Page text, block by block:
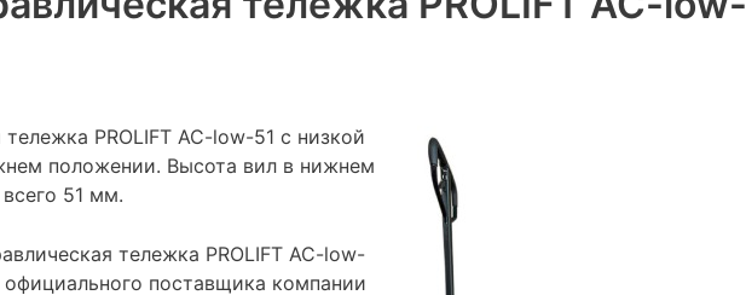
PROLIFT AC-low-51 с низкой
положении. Высота вил в нижнем
51 мм.
тележка PROLIFT AC-low-
официального поставщика компании